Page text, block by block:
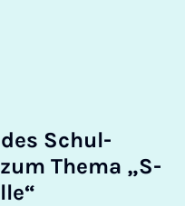
des Schul­
The­ma „S­